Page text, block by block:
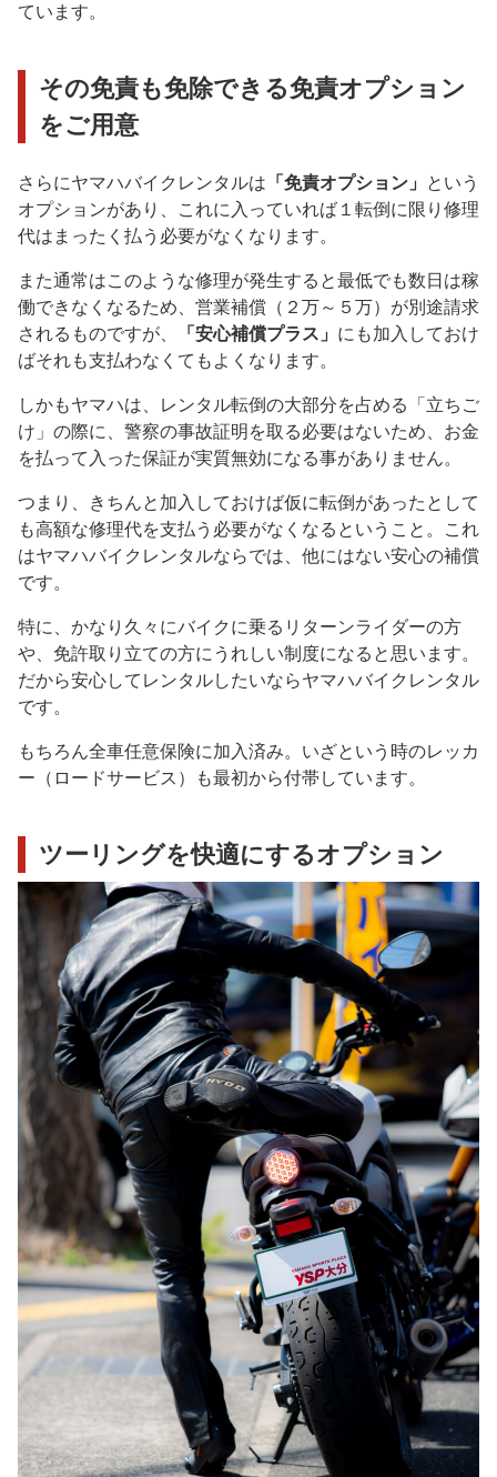
ています。
その免責も免除できる免責オプション
をご用意
さらにヤマハバイクレンタルは 「免責オプション」 という
オプションがあり、これに入っていれば１転倒に限り修理
代はまったく払う必要がなくなります。
また通常はこのような修理が発生すると最低でも数日は稼
働できなくなるため、営業補償（２万～５万）が別途請求
されるものですが、
「安心補償プラス」 にも加入しておけ
ばそれも支払わなくてもよくなります。
しかもヤマハは、レンタル転倒の大部分を占める「立ちご
け」の際に、警察の事故証明を取る必要はないため、お金
を払って入った保証が実質無効になる事がありません。
つまり、きちんと加入しておけば仮に転倒があったとして
も高額な修理代を支払う必要がなくなるということ。これ
はヤマハバイクレンタルならでは、他にはない安心の補償
です。
特に、かなり久々にバイクに乗るリターンライダーの方
や、免許取り立ての方にうれしい制度になると思います。
だから安心してレンタルしたいならヤマハバイクレンタル
です。
もちろん全車任意保険に加入済み。いざという時のレッカ
ー（ロードサービス）も最初から付帯しています。
ツーリングを快適にするオプション